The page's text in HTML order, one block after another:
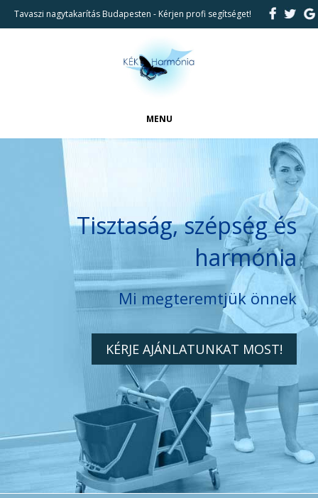
Tavaszi nagytakarítás Budapesten - Kérjen profi segítséget!
MENU
REFERENCIÁK
TAKARÍTÁSI SZOLGÁLTATÁSAINK
KAPCSOLAT
KERESÉS
Tisztaság, szépség és
harmónia
Mi megteremtjük önnek
KÉRJE AJÁNLATUNKAT MOST!